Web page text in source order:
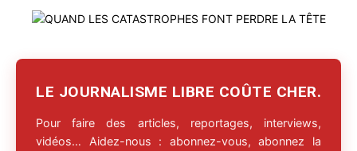
LE JOURNALISME LIBRE COÛTE CHER.
Pour faire des articles, reportages, interviews,
vidéos… Aidez-nous : abonnez-vous, abonnez la